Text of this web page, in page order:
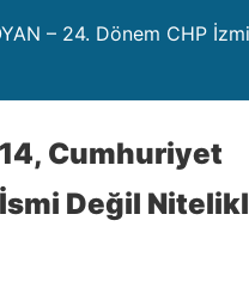
– 24. Dönem CHP
Cumhuriyet
Değil